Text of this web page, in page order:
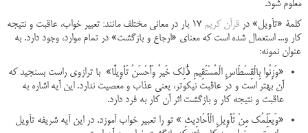
معلوم شود.
کلمۀ «تأویل» در قرآن کریم
۱۷ بار در معانی مختلف مانند: تعبیر خواب، عاقبت و نتیجه
کار و... استعمال شده است که معنای «ارجاع و بازگشت» در تمام موارد، وجود دارد. به
عنوان نمونه:
«وَزِنُوا بِالْقِسْطَاسِ الْمُسْتَقِیمِ ذَٰلِک خَیرٌ وَأَحْسَنُ تَأْوِیلًا» با ترازوی راست بسنجید که
آن بهتر است و در عاقبت نیکوتر، یعنی عذاب و معصیت ندارد. این آیه اشاره به
عاقبت و نتیجه کار و بازگشت اثر آن کار به فرد دارد.
«وَیعَلِّمُک مِنْ تَأْوِیلِ الْأَحَادِیثِ » تو را تعبیر خواب آموزد. در این آیه شریفه تأویل